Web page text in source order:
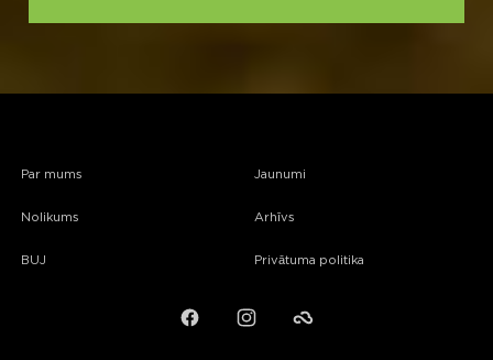
Par mums
Nolikums
BUJ
Jaunumi
Arhīvs
Privātuma politika
FacebookInstagramFailiem.lv